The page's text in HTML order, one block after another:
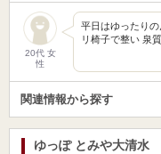
20代 女
性
平日はゆったり
リ椅子で整い 泉
関連情報から探す
ゆっぽ とみや大清水